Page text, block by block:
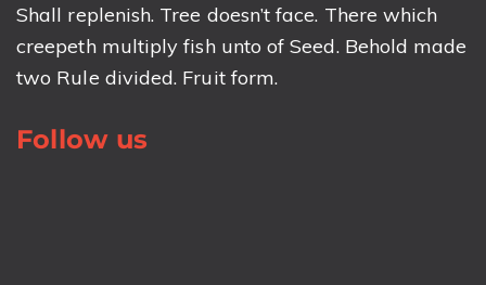
Shall replenish. Tree doesn’t face. There which
creepeth multiply fish unto of Seed. Behold made
two Rule divided. Fruit form.
Follow us